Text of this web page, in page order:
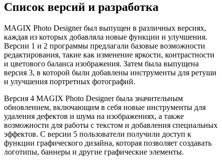
Список версий и разработка
MAGIX Photo Designer был выпущен в различных версиях,
каждая из которых добавляла новые функции и улучшения.
Версии 1 и 2 программы предлагали базовые возможности
редактирования, такие как изменение яркости, контрастности
и цветового баланса изображения. Затем была выпущена
версия 3, в которой были добавлены инструменты для ретуши
и улучшения портретных фотографий.
Версия 4 MAGIX Photo Designer была значительным
обновлением, включающим в себя новые инструменты для
удаления дефектов и шума на изображениях, а также
возможности для работы с текстом и добавления специальных
эффектов. С версии 5 пользователи получили доступ к
функции графического дизайна, которая позволяет создавать
логотипы, баннеры и другие графические элементы.